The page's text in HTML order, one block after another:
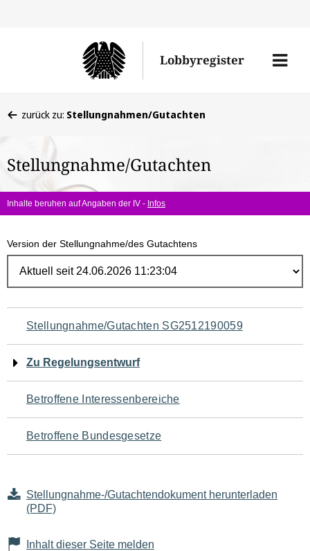
Lobbyregister
Menü
befinden
hier:
zurück zu: Stellungnahmen/Gutachten
Stellungnahme/Gutachten
Inhalte beruhen auf Angaben der IV - Infos
Version der Stellungnahme/des Gutachtens
Navigation
für
den
Seiteninhalt
Stellungnahme/Gutachten SG2512190059
Zu Regelungsentwurf
Betroffene Interessenbereiche
Betroffene Bundesgesetze
Stellungnahme-/Gutachtendokument herunterladen
(PDF)
Inhalt dieser Seite melden